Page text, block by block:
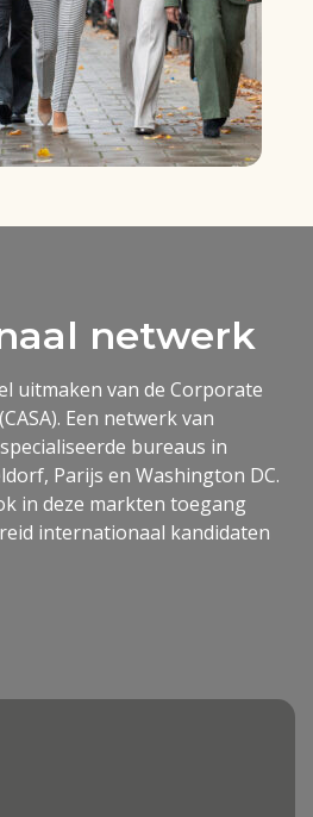
netwerk
uitmaken van de Corporate
Een netwerk van
bureaus in
Parijs en Washington DC.
in deze markten toegang
internationaal kandidaten